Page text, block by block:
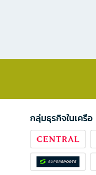
กลุ่มธุรกิจในเครือ